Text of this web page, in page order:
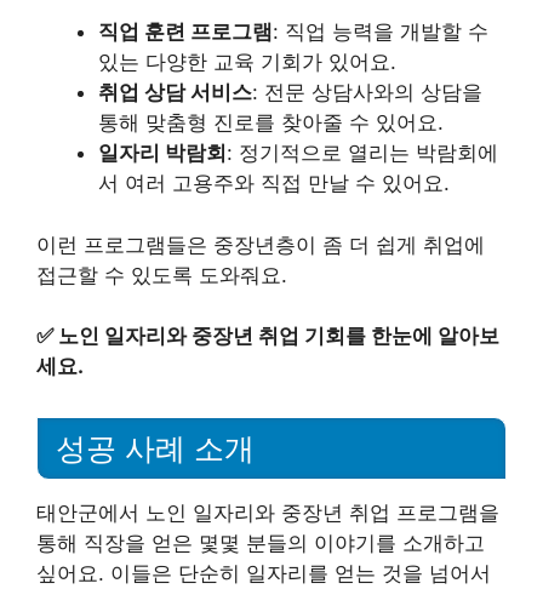
직업 훈련 프로그램: 직업 능력을 개발할 수
있는 다양한 교육 기회가 있어요.
취업 상담 서비스: 전문 상담사와의 상담을
통해 맞춤형 진로를 찾아줄 수 있어요.
일자리 박람회 : 정기적으로 열리는 박람회에
서 여러 고용주와 직접 만날 수 있어요.
이런 프로그램들은 중장년층이 좀 더 쉽게 취업에
접근할 수 있도록 도와줘요.
✅ 노인 일자리와 중장년 취업 기회를 한눈에 알아보
세요.
성공 사례 소개
태안군에서 노인 일자리와 중장년 취업 프로그램을
통해 직장을 얻은 몇몇 분들의 이야기를 소개하고
싶어요. 이들은 단순히 일자리를 얻는 것을 넘어서